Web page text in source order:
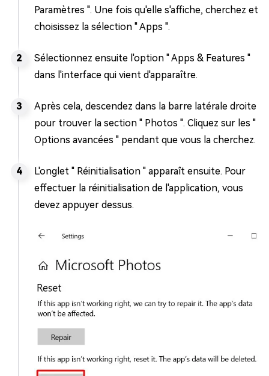
Paramètres ". Une fois qu'elle s'affiche, cherchez et
choisissez la sélection " Apps ".
Sélectionnez ensuite l'option " Apps & Features "
dans l'interface qui vient d'apparaître.
Après cela, descendez dans la barre latérale droite
pour trouver la section " Photos ". Cliquez sur les "
Options avancées " pendant que vous la cherchez.
L'onglet " Réinitialisation " apparaît ensuite. Pour
effectuer la réinitialisation de l'application, vous
devez appuyer dessus.